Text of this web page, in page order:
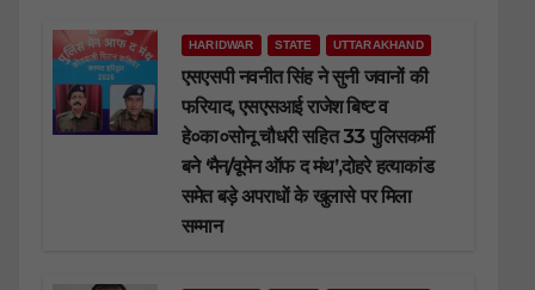
HARIDWAR STATE UTTARAKHAND
एसएसपी नवनीत सिंह ने सुनी जवानों की
फरियाद, एसएसआई राजेश बिष्ट व
हे०का०सोनू चौधरी सहित 33 पुलिसकर्मी
बने ‘मैन/वूमेन ऑफ द मंथ’,दोहरे हत्याकांड
समेत बड़े अपराधों के खुलासे पर मिला
सम्मान